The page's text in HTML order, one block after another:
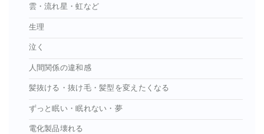
雲・流れ星・虹など
生理
泣く
人間関係の違和感
髪抜ける・抜け毛・髪型を変えたくなる
ずっと眠い・眠れない・夢
電化製品壊れる